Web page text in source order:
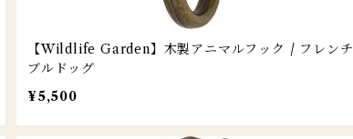
【Wildlife Garden】木製アニマルフック / フレンチ
ブルドッグ
¥5,500